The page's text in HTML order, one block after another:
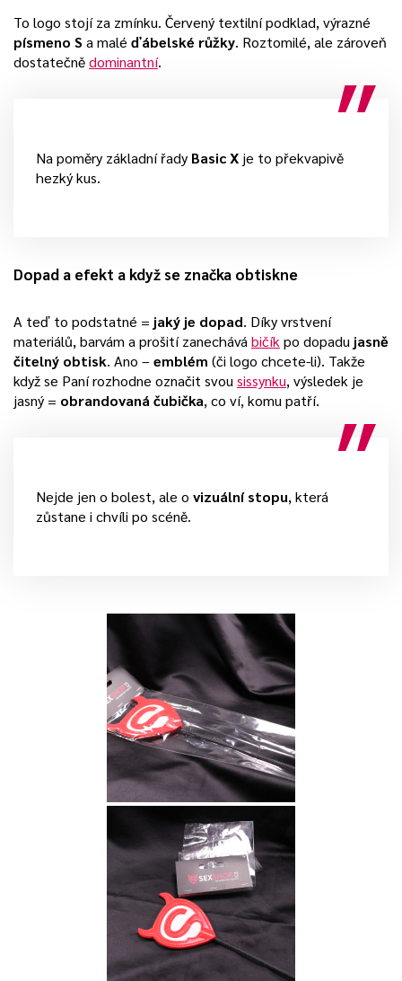
To logo stojí za zmínku. Červený textilní podklad, výrazné
písmeno S a malé ďábelské růžky. Roztomilé, ale zároveň
dostatečnědominantní.
Na poměry základní řady Basic X je to překvapivě
hezký kus.
Dopad a efekt a když se značka obtiskne
A teď to podstatné = jaký je dopad. Díky vrstvení
materiálů, barvám a prošití zanechává bičík po dopadu jasně
čitelný obtisk. Ano –emblém (či logo chcete-li). Takže
když se Paní rozhodne označit svousissynku, výsledek je
jasný = obrandovaná čubička, co ví, komu patří.
Nejde jen o bolest, ale o vizuální stopu, která
zůstane i chvíli po scéně.